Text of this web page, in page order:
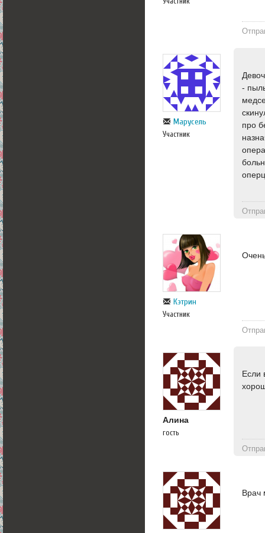
Марусель
Участник
-
про
Кэтрин
Участник
Алина
гость
Если
Врач